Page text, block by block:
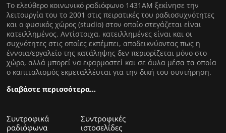
Tο ελεύθερο κοινωνικό ραδιόφωνο 1431AM ξεκίνησε την
λειτουργία του το 2001 στις πειρατικές του ραδιοσυχνότητες
και ο φυσικός χώρος (studio) στον οποίο στεγάζεται είναι
κατειλλημένος. Αντίστοιχα, κατειλλημένες είναι και οι
συχνότητες στις οποίες εκπέμπει, αποδεικνύοντας πως η
έννοια/εργαλείο της κατάληψης δεν περιορίζεται μόνο στο
χώρο, αλλά μπορεί να εφαρμοστεί και σε άυλα μέσα τα οποία
ο καπιταλισμός εκμεταλλέυται για την δική του συντήρηση.
διαβάστε περισσότερα…
Συντροφικά
ραδιόφωνα
Συντροφικές
ιστοσελίδες